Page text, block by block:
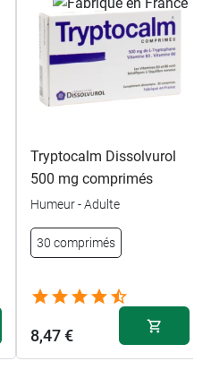
Tryptocalm Dissolvurol
500 mg comprimés
Humeur - Adulte
30 comprimés
8,47 €